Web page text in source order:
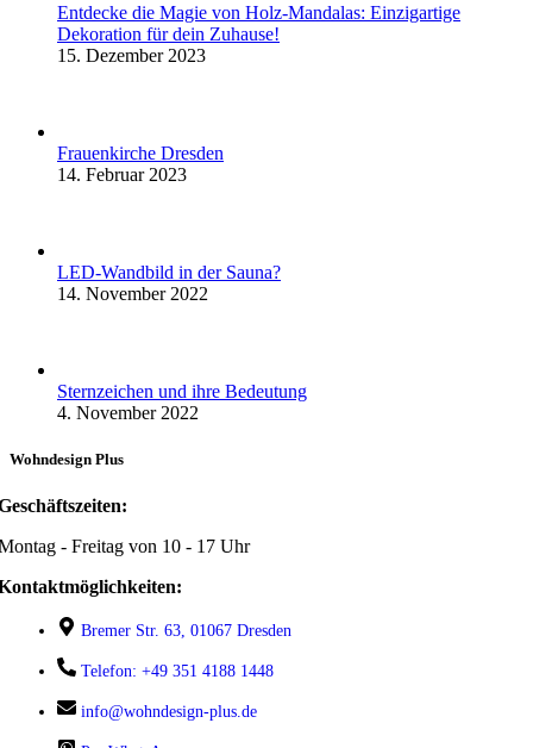
Entdecke die Magie von Holz-Mandalas: Einzigartige
Dekoration für dein Zuhause!
15. Dezember 2023
Frauenkirche Dresden
14. Februar 2023
LED-Wandbild in der Sauna?
14. November 2022
Sternzeichen und ihre Bedeutung
4. November 2022
Wohndesign Plus
- Freitag von 10 - 17 Uhr
Bremer Str. 63, 01067 Dresden
Telefon: +49 351 4188 1448
info@wohndesign-plus.de